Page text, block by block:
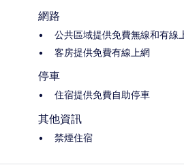
網路
公共區域提供免費無線和有線
客房提供免費有線上網
停車
住宿提供免費自助停車
其他資訊
禁煙住宿